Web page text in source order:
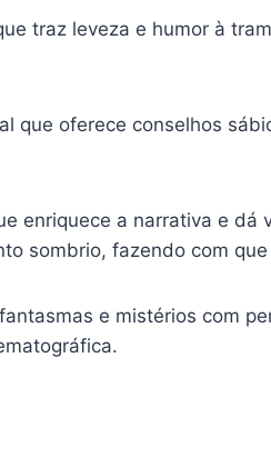
traz leveza e humor à
que oferece conselhos
enriquece a narrativa e
sombrio, fazendo com
e mistérios com